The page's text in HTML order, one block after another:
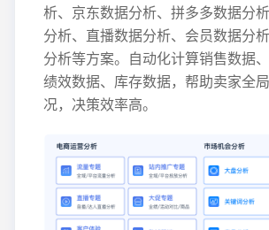
析、京东数据分析、拼多多数据分
分析、直播数据分析、会员数据分
分析等方案。自动化计算销售数据、
绩效数据、库存数据，帮助卖家全
况，决策效率高。